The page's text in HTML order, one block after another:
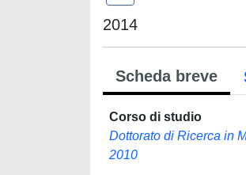
2014
Scheda breve
Corso di studio
Dottorato di Ricerca in
2010